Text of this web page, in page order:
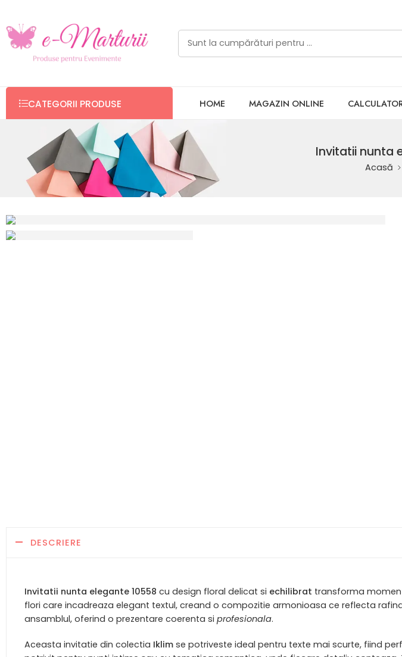
CATEGORII PRODUSE HOME MAGAZIN ONLINE
Invitatii nunta
Acasă
DESCRIERE
Invitatii nunta elegante 10558 cu design floral delicat si echilibrat transforma
flori care incadreaza elegant textul, creand o compozitie armonioasa ce reflecta
ansamblul, oferind o prezentare coerenta si profesionala.
Aceasta invitatie din colectia Iklim se potriveste ideal pentru texte mai scurte, fiind